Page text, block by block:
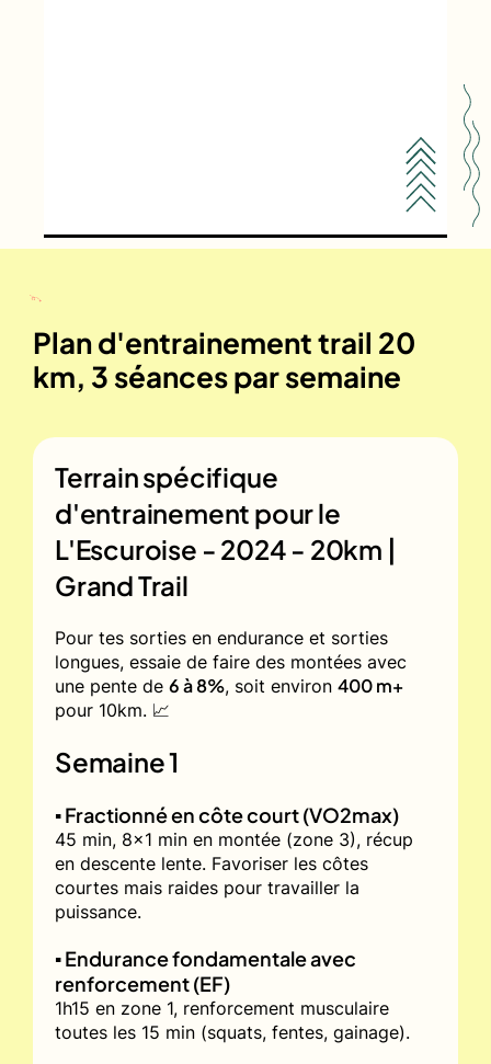
Plan d'entrainement trail 20
km, 3 séances par semaine
Terrain spécifique
d'entrainement pour le
L'Escuroise - 2024 - 20km |
Grand Trail
Pour tes sorties en endurance et sorties
longues, essaie de faire des montées avec
une pente de 6 à 8%, soit environ 400 m+
pour 10km. 📈
Semaine 1
▪️ Fractionné en côte court (VO2max)
45 min, 8x1 min en montée (zone 3), récup
en descente lente. Favoriser les côtes
courtes mais raides pour travailler la
puissance.
▪️ Endurance fondamentale avec
renforcement (EF)
1h15 en zone 1, renforcement musculaire
toutes les 15 min (squats, fentes, gainage).